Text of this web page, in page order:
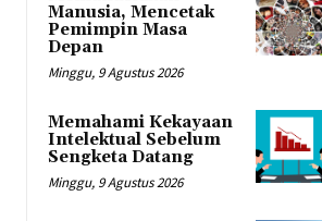
Manusia, Mencetak
Pemimpin Masa
Depan
Minggu, 9 Agustus 2026
Memahami Kekayaan
Intelektual Sebelum
Sengketa Datang
Minggu, 9 Agustus 2026